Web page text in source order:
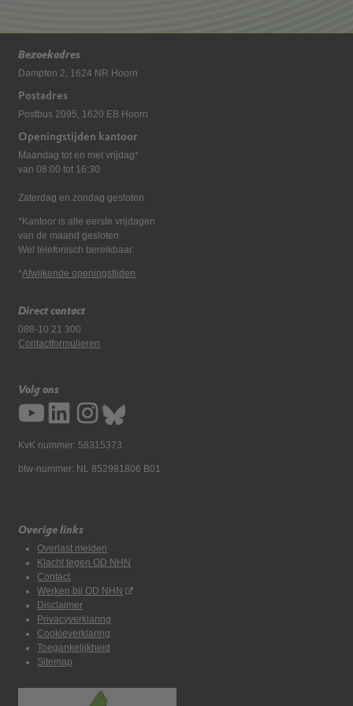
Bezoekadres
Dampten 2, 1624 NR Hoorn
Postadres
Postbus 2095, 1620 EB Hoorn
Openingstijden kantoor
Maandag tot en met vrijdag*
van 08:00 tot 16:30
Zaterdag en zondag gesloten
*Kantoor is alle eerste vrijdagen
van de maand gesloten.
Wel telefonisch bereikbaar.
*Afwijkende openingstijden
Direct contact
088-10 21 300
Contactformulieren
Volg ons
KvK nummer: 58315373
btw-nummer: NL 852981806 B01
Overige links
Overlast melden
Klacht tegen OD NHN
Contact
Werken bij OD NHN
Disclaimer
Privacyverklaring
Cookieverklaring
Toegankelijkheid
Sitemap